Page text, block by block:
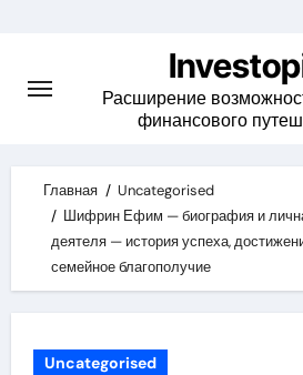
content
Расширение
финансового
Главная
Uncategorised
Шифрин Ефим — биография и
деятеля — история успеха,
семейное благополучие
Uncategorised